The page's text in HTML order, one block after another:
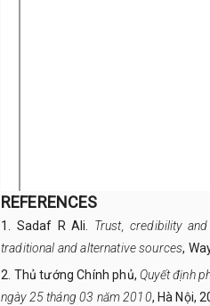
REFERENCES
1. Sadaf R Ali. Trust, credibility
traditional and alternative sources,
2. Thủ tướng Chính phủ,Quyết định
ngày 25 tháng 03 năm 2010, Hà Nội,